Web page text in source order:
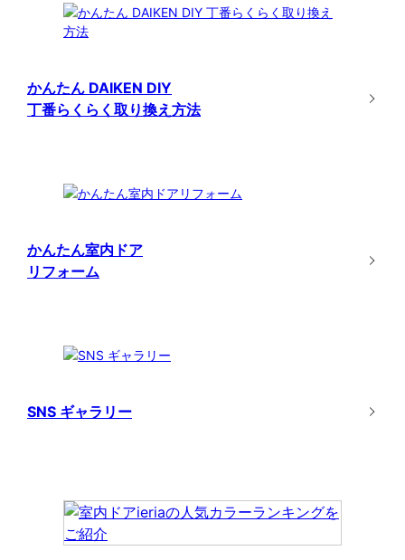
かんたん DAIKEN DIY
丁番らくらく取り換え方法
かんたん室内ドア
リフォーム
SNS ギャラリー